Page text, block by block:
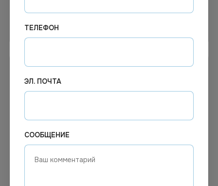
В корзину
Цена по запросу
ТЕЛЕФОН
ЭЛ. ПОЧТА
СООБЩЕНИЕ